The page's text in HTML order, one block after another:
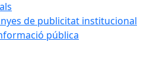
de publicitat institucional
pública